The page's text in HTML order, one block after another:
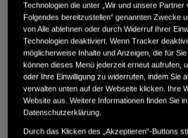
MWST. NICHT AUSWEISBAR
3.900 €
Außenfarbe
crystal
Technologien die unter „Wir und unsere
Folgendes bereitzustellen“ genannten Zwecke
von Alle ablehnen oder durch Widerruf Ihrer
Technologien deaktiviert. Wenn Tracker
möglicherweise Inhalte und Anzeigen, die für
können dieses Menü jederzeit erneut aufrufen,
oder Ihre Einwilligung zu widerrufen, indem Sie
verwalten unten auf der Webseite klicken. Ihre
Website aus. Weitere Informationen finden Sie
Datenschutzerklärung.
Durch das Klicken des „Akzeptieren“-Buttons